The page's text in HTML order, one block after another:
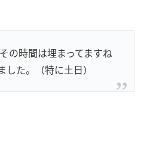
の時間は埋まってますね
た。（特に土日）